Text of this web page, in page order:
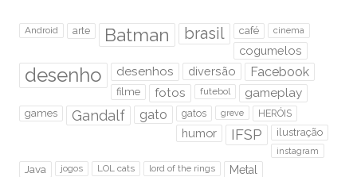
Android arte Batman brasil café cinema
cogumelos
desenho desenhos diversão Facebook
filme fotos futebol gameplay
games Gandalf gato gatos greve HERÓIS
humor IFSP ilustração
instagram
Java jogos LOL cats lord of the rings Metal